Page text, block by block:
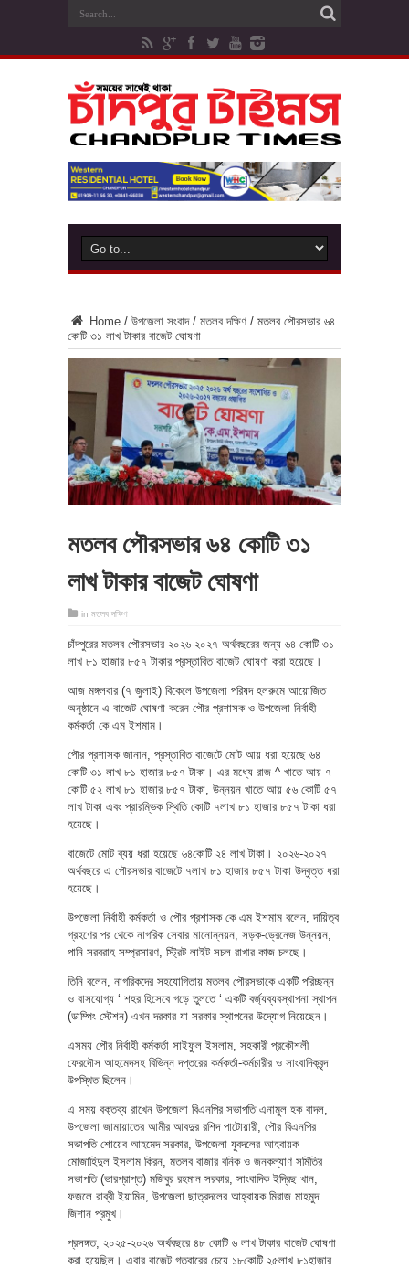
Home / উপজেলা সংবাদ / মতলব দক্ষিণ / মতলব পৌরসভার ৬৪
কোটি ৩১ লাখ টাকার বাজেট ঘোষণা
মতলব পৌরসভার ৬৪ কোটি ৩১
লাখ টাকার বাজেট ঘোষণা
in মতলব দক্ষিণ
চাঁদপুরের মতলব পৌরসভার ২০২৬-২০২৭ অর্থবছরের জন্য ৬৪ কোটি ৩১
লাখ ৮১ হাজার ৮৫৭ টাকার প্রস্তাবিত বাজেট ঘোষণা করা হয়েছে।
আজ মঙ্গলবার (৭ জুলাই) বিকেলে উপজেলা পরিষদ হলরুমে আয়োজিত
অনুষ্ঠানে এ বাজেট ঘোষণা করেন পৌর প্রশাসক ও উপজেলা নির্বাহী
কর্মকর্তা কে এম ইশমাম।
পৌর প্রশাসক জানান, প্রস্তাবিত বাজেটে মোট আয় ধরা হয়েছে ৬৪
কোটি ৩১ লাখ ৮১ হাজার ৮৫৭ টাকা। এর মধ্যে রাজ-^ খাতে আয় ৭
কোটি ৫২ লাখ ৮১ হাজার ৮৫৭ টাকা, উন্নয়ন খাতে আয় ৫৬ কোটি ৫৭
লাখ টাকা এবং প্রারম্ভিক স্থিতি কোটি ৭লাখ ৮১ হাজার ৮৫৭ টাকা ধরা
হয়েছে।
বাজেটে মোট ব্যয় ধরা হয়েছে ৬৪কোটি ২৪ লাখ টাকা। ২০২৬-২০২৭
অর্থবছরে এ পৌরসভার বাজেটে ৭লাখ ৮১ হাজার ৮৫৭ টাকা উদ্বৃত্ত ধরা
হয়েছে।
উপজেলা নির্বাহী কর্মকর্তা ও পৌর প্রশাসক কে এম ইশমাম বলেন, দায়িত্ব
গ্রহণের পর থেকে নাগরিক সেবার মানোন্নয়ন, সড়ক-ড্রেনেজ উন্নয়ন,
পানি সরবরাহ সম্প্রসারণ, স্ট্রিট লাইট সচল রাখার কাজ চলছে।
তিনি বলেন, নাগরিকদের সহযোগিতায় মতলব পৌরসভাকে একটি পরিচ্ছন্ন
ও বাসযোগ্য ‘ শহর হিসেবে গড়ে তুলতে ‘ একটি বর্জ্যব্যবস্থাপনা স্থাপন
(ডাম্পিং স্টেশন) এখন দরকার যা সরকার স্থাপনের উদ্যোগ নিয়েছেন।
এসময় পৌর নির্বাহী কর্মকর্তা সাইফুল ইসলাম, সহকারী প্রকৌশলী
ফেরদৌস আহমেদসহ বিভিন্ন দপ্তরের কর্মকর্তা-কর্মচারীর ও সাংবাদিকবৃন্দ
উপস্থিত ছিলেন।
এ সময় বক্তব্য রাখেন উপজেলা বিএনপির সভাপতি এনামুল হক বাদল,
উপজেলা জামায়াতের আমীর আবদুর রশিদ পাটোয়ারী, পৌর বিএনপির
সভাপতি শোয়েব আহমেদ সরকার, উপজেলা যুবদলের আহবায়ক
মোজাহিদুল ইসলাম কিরন, মতলব বাজার বনিক ও জনকল্যাণ সমিতির
সভাপতি (ভারপ্রাপ্ত) মজিবুর রহমান সরকার, সাংবাদিক ইদ্রিছ খান,
ফজলে রাব্বী ইয়ামিন, উপজেলা ছাত্রদলের আহ্বায়ক মিরাজ মাহমুদ
জিশান প্রমুখ।
প্রসঙ্গত, ২০২৫-২০২৬ অর্থবছরে ৪৮ কোটি ৬ লাখ টাকার বাজেট ঘোষণা
করা হয়েছিল। এবার বাজেট গতবারের চেয়ে ১৮কোটি ২৫লাখ ৮১হাজার